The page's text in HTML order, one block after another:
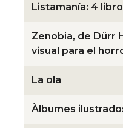
Listamanía: 4
Zenobia, de Dürr
visual para el
La ola
Àlbumes